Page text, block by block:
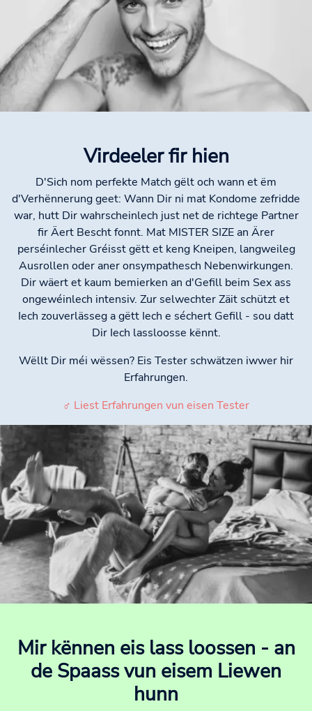
Virdeeler fir hien
D'Sich nom perfekte Match gëlt och wann et ëm
d'Verhënnerung geet: Wann Dir ni mat Kondome zefridde
war, hutt Dir wahrscheinlech just net de richtege Partner
fir Äert Bescht fonnt. Mat MISTER SIZE an Ärer
perséinlecher Gréisst gëtt et keng Kneipen, langweileg
Ausrollen oder aner onsympathesch Nebenwirkungen.
Dir wäert et kaum bemierken an d'Gefill beim Sex ass
ongewéinlech intensiv. Zur selwechter Zäit schützt et
Iech zouverlässeg a gëtt Iech e séchert Gefill - sou datt
Dir Iech lassloosse kënnt.
Wëllt Dir méi wëssen? Eis Tester schwätzen iwwer hir
Erfahrungen.
♂ Liest Erfahrungen vun eisen Tester
Mir kënnen eis lass loossen - an
de Spaass vun eisem Liewen
hunn